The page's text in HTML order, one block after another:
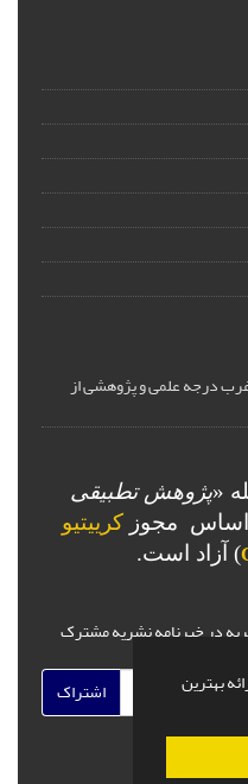
بهترین
درجه علمی و پژوهشی از
«پژوهش تطبیقی
اساس مجوز کرییتیو
) آزاد است.
در خبرنامه نشریه مشترک
اشتراک